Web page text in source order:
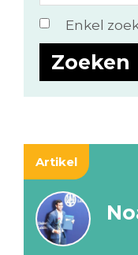
trefwoord
of
auteur...
Enkel
Artikel